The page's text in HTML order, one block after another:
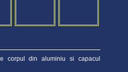
corpul din aluminiu si capacul